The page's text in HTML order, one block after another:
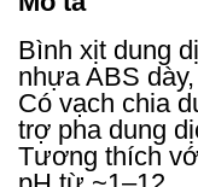
Bình xịt dung
nhựa ABS
Có vạch chia
trợ pha dung
Tương thích